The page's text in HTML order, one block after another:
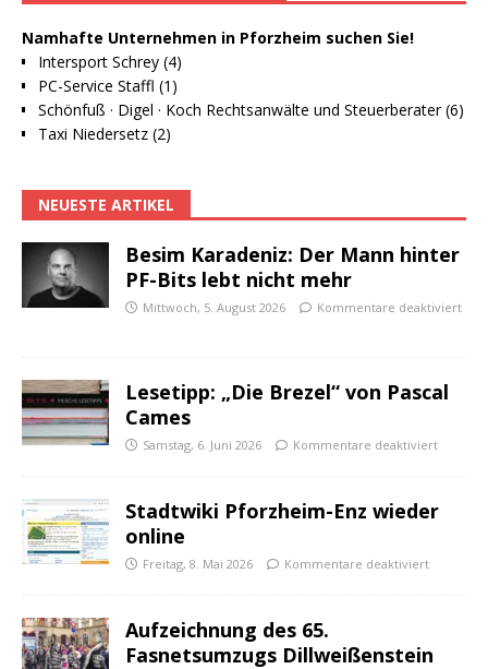
Namhafte Unternehmen in Pforzheim suchen Sie!
Intersport Schrey (4)
PC-Service Staffl (1)
Schönfuß · Digel · Koch Rechtsanwälte und Steuerberater (6)
Taxi Niedersetz (2)
NEUESTE ARTIKEL
Besim Karadeniz: Der Mann hinter
PF-Bits lebt nicht mehr
Mittwoch, 5. August 2026 Kommentare deaktiviert
Lesetipp: „Die Brezel“ von Pascal
Cames
Samstag, 6. Juni 2026 Kommentare deaktiviert
Stadtwiki Pforzheim-Enz wieder
online
Freitag, 8. Mai 2026 Kommentare deaktiviert
Aufzeichnung des 65.
Fasnetsumzugs Dillweißenstein